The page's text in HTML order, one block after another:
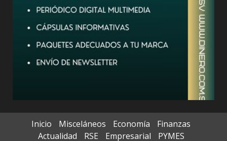
Inicio Misceláneos Economía
Finanzas
Actualidad
RSE Empresarial PYMES